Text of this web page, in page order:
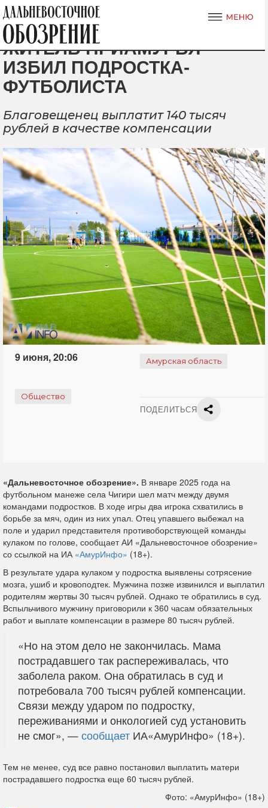
ЖИТЕЛЬ ПРИАМУРЬЯ
ИЗБИЛ ПОДРОСТКА-
ФУТБОЛИСТА
Благовещенец выплатит 140 тысяч
рублей в качестве компенсации
9 июня, 20:06 Амурская область
Общество
ПОДЕЛИТЬСЯ
«Дальневосточное обозрение». В январе 2025 года на
футбольном манеже села Чигири шел матч между двумя
командами подростков. В ходе игры два игрока схватились в
борьбе за мяч, один из них упал. Отец упавшего выбежал на
поле и ударил представителя противоборствующей команды
кулаком по голове, сообщает АИ «Дальневосточное обозрение»
со ссылкой на ИА «АмурИнфо» (18+).
В результате удара кулаком у подростка выявлены сотрясение
мозга, ушиб и кровоподтек. Мужчина позже извинился и выплатил
родителям жертвы 30 тысяч рублей. Однако те обратились в суд.
Вспыльчивого мужчину приговорили к 360 часам обязательных
работ и выплате компенсации в размере 80 тысяч рублей.
«Но на этом дело не закончилась. Мама
пострадавшего так распереживалась, что
заболела раком. Она обратилась в суд и
потребовала 700 тысяч рублей компенсации.
Связи между ударом по подростку,
переживаниями и онкологией суд установить
не смог», — сообщает ИА«АмурИнфо» (18+).
Тем не менее, суд все равно постановил выплатить матери
пострадавшего подростка еще 60 тысяч рублей.
Фото: «АмурИнфо» (18+)